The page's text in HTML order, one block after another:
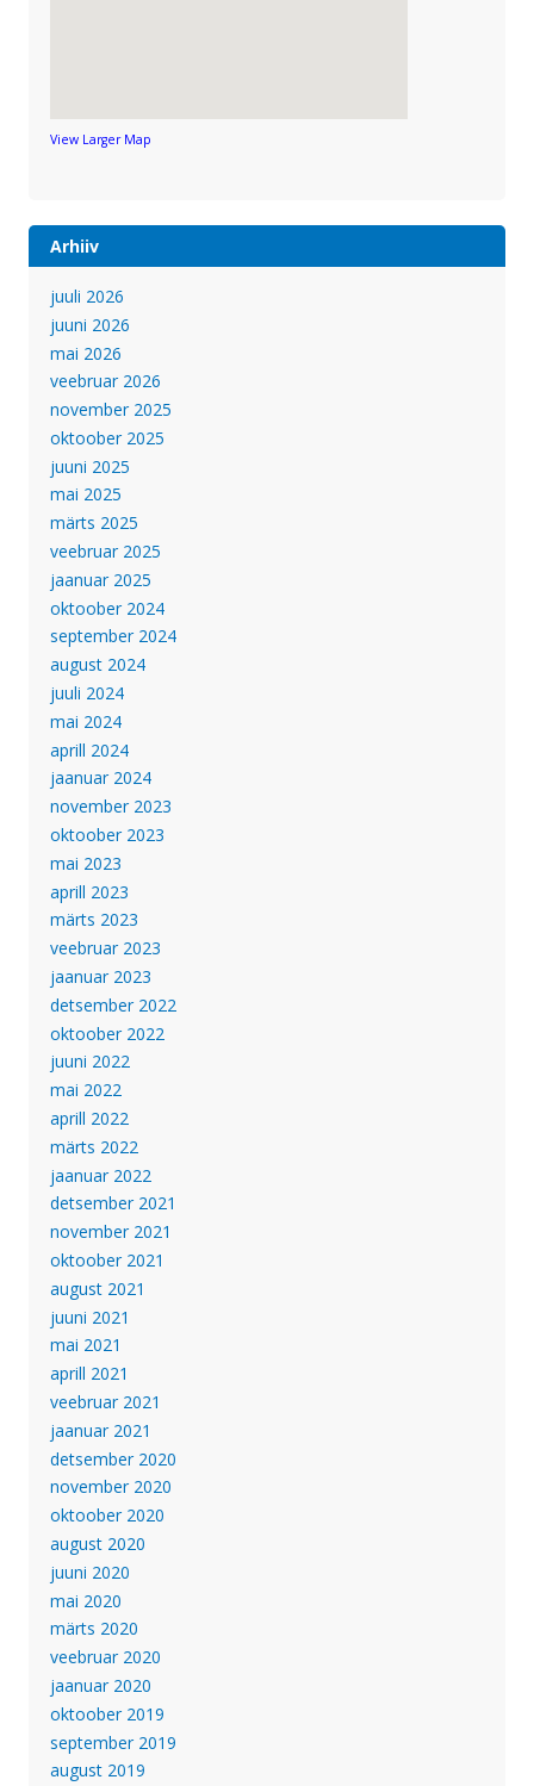
View Larger Map
Arhiiv
juuli 2026
juuni 2026
mai 2026
veebruar 2026
november 2025
oktoober 2025
juuni 2025
mai 2025
märts 2025
veebruar 2025
jaanuar 2025
oktoober 2024
september 2024
august 2024
juuli 2024
mai 2024
aprill 2024
jaanuar 2024
november 2023
oktoober 2023
mai 2023
aprill 2023
märts 2023
veebruar 2023
jaanuar 2023
detsember 2022
oktoober 2022
juuni 2022
mai 2022
aprill 2022
märts 2022
jaanuar 2022
detsember 2021
november 2021
oktoober 2021
august 2021
juuni 2021
mai 2021
aprill 2021
veebruar 2021
jaanuar 2021
detsember 2020
november 2020
oktoober 2020
august 2020
juuni 2020
mai 2020
märts 2020
veebruar 2020
jaanuar 2020
oktoober 2019
september 2019
august 2019